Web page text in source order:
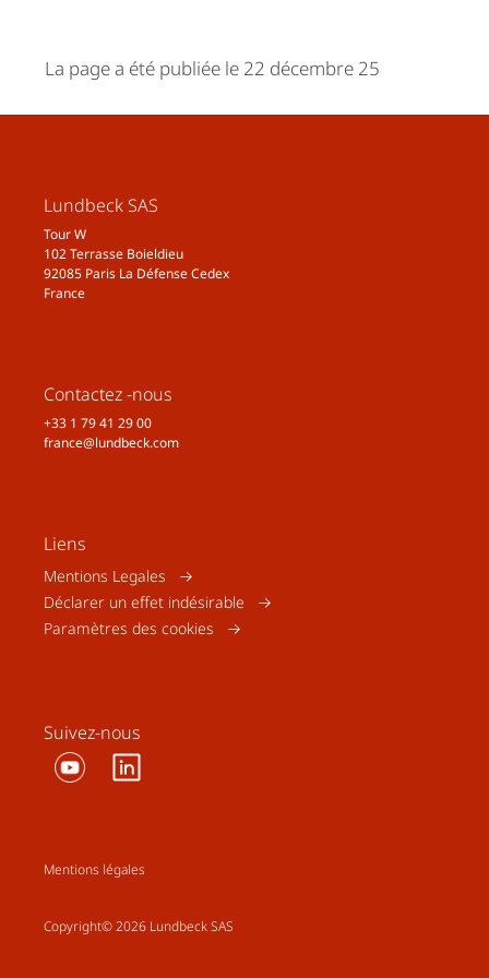
La page a été publiée le 22 décembre 25
Lundbeck SAS
Tour W
102 Terrasse Boieldieu
92085 Paris La Défense Cedex
France
Contactez -nous
+33 1 79 41 29 00
france@lundbeck.com
Liens
Mentions Legales
Déclarer un effet indésirable
Paramètres des cookies
Suivez-nous
Mentions légales
Copyright© 2026 Lundbeck SAS